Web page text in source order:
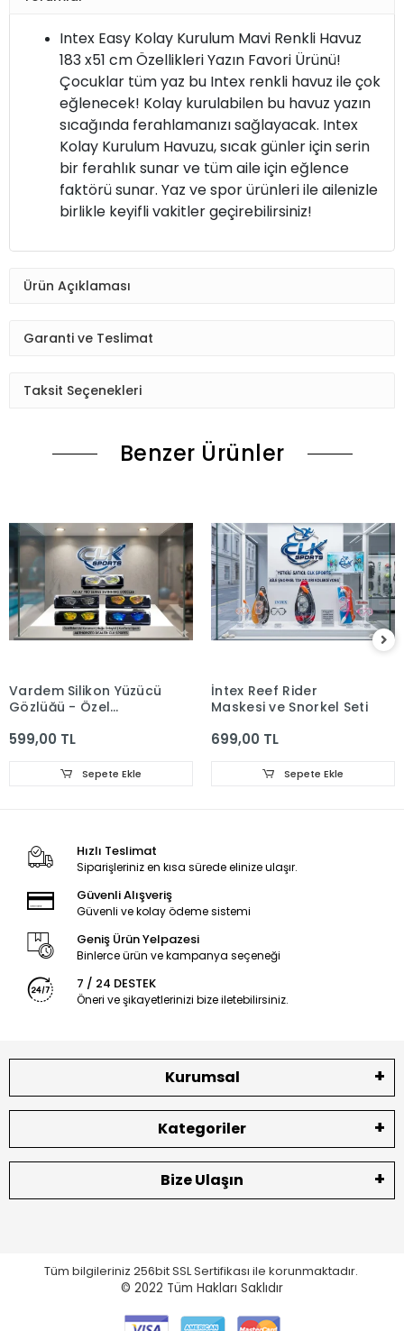
Intex Easy Kolay Kurulum Mavi Renkli Havuz
183 x51 cm Özellikleri Yazın Favori Ürünü!
Çocuklar tüm yaz bu Intex renkli havuz ile çok
eğlenecek! Kolay kurulabilen bu havuz yazın
sıcağında ferahlamanızı sağlayacak. Intex
Kolay Kurulum Havuzu, sıcak günler için serin
bir ferahlık sunar ve tüm aile için eğlence
faktörü sunar. Yaz ve spor ürünleri ile ailenizle
birlikle keyifli vakitler geçirebilirsiniz!
Ürün Açıklaması
Garanti ve Teslimat
Taksit Seçenekleri
Benzer Ürünler
Vardem Silikon Yüzücü
Gözlüğü - Özel
599,00 TL
Sepete Ekle
İntex Reef Rider
Maskesi ve Şnorkel Seti
699,00 TL
Sepete Ekle
Hızlı Teslimat
Siparişleriniz en kısa sürede elinize ulaşır.
Güvenli Alışveriş
Güvenli ve kolay ödeme sistemi
Geniş Ürün Yelpazesi
Binlerce ürün ve kampanya seçeneği
7 / 24 DESTEK
Öneri ve şikayetlerinizi bize iletebilirsiniz.
Kurumsal
Kategoriler
Bize Ulaşın
Tüm bilgileriniz 256bit SSL Sertifikası ile korunmaktadır.
© 2022 Tüm Hakları Saklıdır